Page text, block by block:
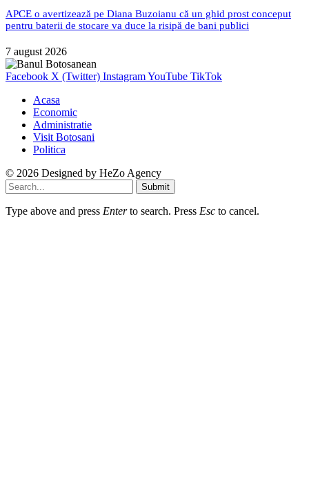
APCE o avertizează pe Diana Buzoianu că un ghid prost conceput
pentru baterii de stocare va duce la risipă de bani publici
7 august 2026
Facebook X (Twitter) InstagramYouTube TikTok
Acasa
Economic
Administratie
Visit Botosani
Politica
© 2026 Designed by HeZo Agency
Submit
Type above and press Enterto search. Press Esc to cancel.